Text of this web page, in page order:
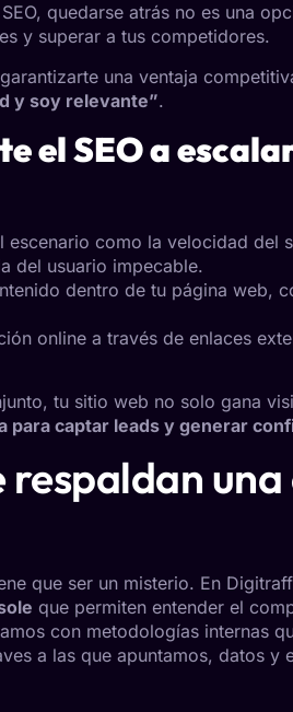
quedarse atrás no es una
y superar a tus competidores.
una ventaja
y soy relevante”.
el SEO a
escenario como la velocidad del
del usuario impecable.
dentro de tu página web,
online a través de enlaces
tu sitio web no solo gana
captar leads y generar
que ser un misterio. En
que permiten entender el
con metodologías internas
a las que apuntamos, datos y